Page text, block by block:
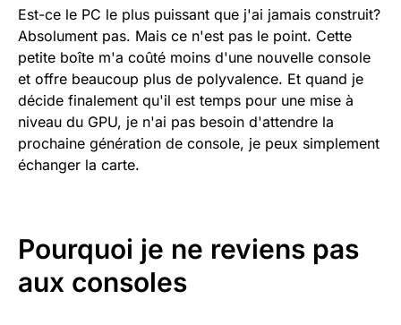
Est-ce le PC le plus puissant que j'ai jamais construit?
Absolument pas. Mais ce n'est pas le point. Cette
petite boîte m'a coûté moins d'une nouvelle console
et offre beaucoup plus de polyvalence. Et quand je
décide finalement qu'il est temps pour une mise à
niveau du GPU, je n'ai pas besoin d'attendre la
prochaine génération de console, je peux simplement
échanger la carte.
Pourquoi je ne reviens pas
aux consoles